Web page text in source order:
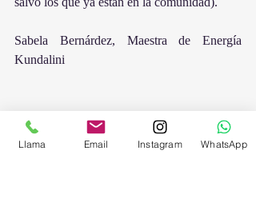
Sabela Bernárdez, Maestra de Energía
Kundalini
Llama Email Instagram WhatsApp